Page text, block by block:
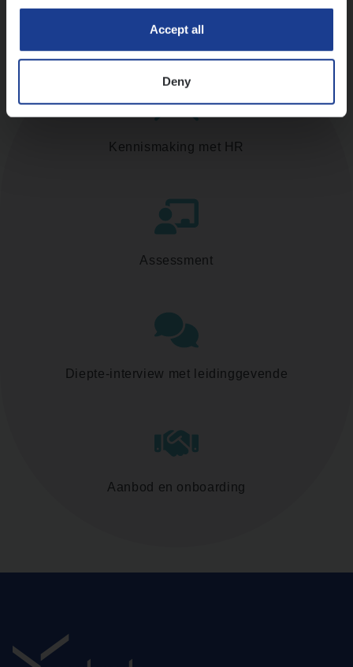
Accept all
Deny
Kennismaking met HR
Assessment
Diepte-interview met leidinggevende
Aanbod en onboarding